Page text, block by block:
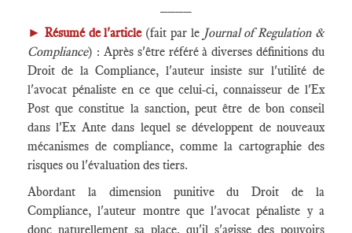
► Résumé de l'article (fait par le Journal of Regulation &
Compliance) : Après s'être référé à diverses définitions du
Droit de la Compliance, l'auteur insiste sur l'utilité de
l'avocat pénaliste en ce que celui-ci, connaisseur de l'Ex
Post que constitue la sanction, peut être de bon conseil
dans l'Ex Ante dans lequel se développent de nouveaux
mécanismes de compliance, comme la cartographie des
risques ou l'évaluation des tiers.
Abordant la dimension punitive du Droit de la
Compliance, l'auteur montre que l'avocat pénaliste y a
donc naturellement sa place, qu'il s'agisse des pouvoirs